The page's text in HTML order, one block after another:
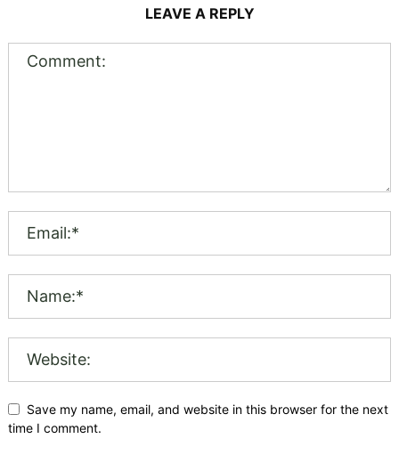
LEAVE A REPLY
Save my name, email, and website in this browser for the next
time I comment.